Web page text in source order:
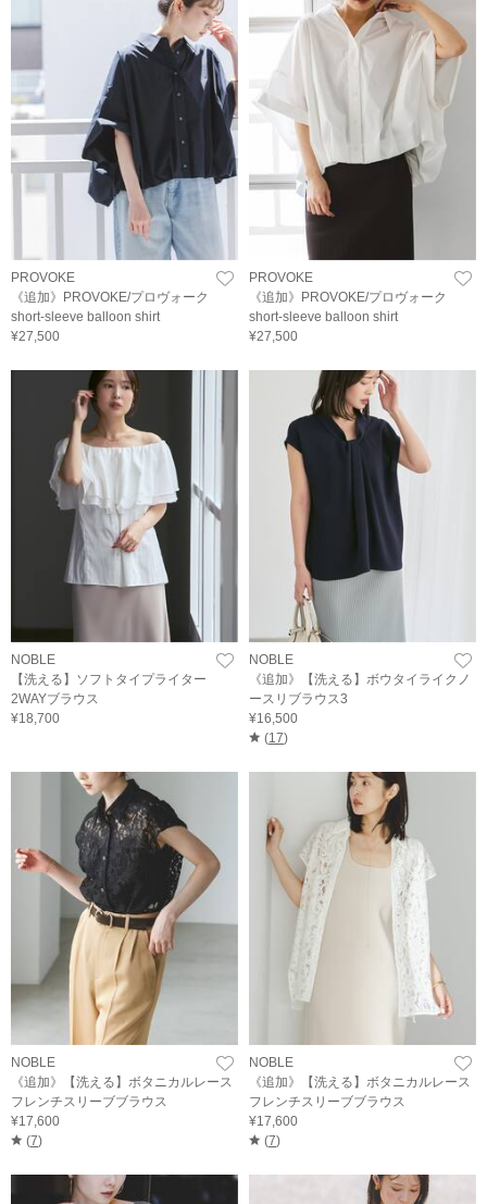
PROVOKE
《追加》PROVOKE/プロヴォーク
short-sleeve balloon shirt
¥27,500
PROVOKE
《追加》PROVOKE/プロヴォーク
short-sleeve balloon shirt
¥27,500
NOBLE
【洗える】ソフトタイプライター
2WAYブラウス
¥18,700
NOBLE
《追加》【洗える】ボウタイライクノ
ースリブラウス3
¥16,500
(17)
NOBLE
《追加》【洗える】ボタニカルレース
フレンチスリーブブラウス
¥17,600
(7)
NOBLE
《追加》【洗える】ボタニカルレース
フレンチスリーブブラウス
¥17,600
(7)